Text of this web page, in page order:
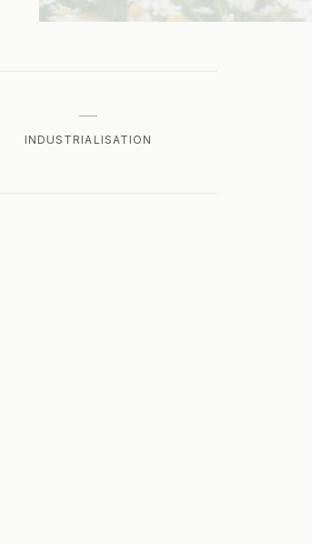
INDUSTRIALISATION